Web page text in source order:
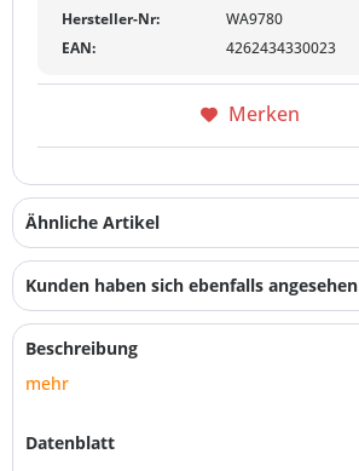
Hersteller-Nr:
WA9780
EAN:
4262434330023
Merken
Ähnliche Artikel
Kunden haben sich ebenfalls angesehen
Beschreibung
mehr
Datenblatt